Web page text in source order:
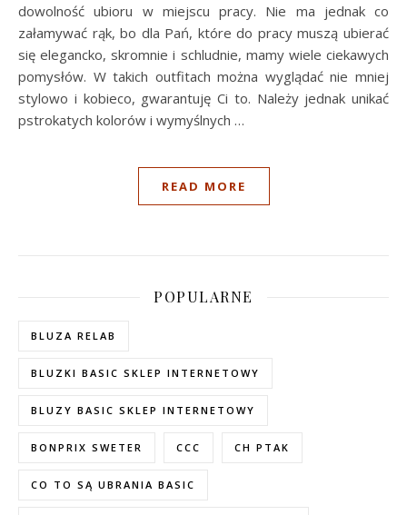
dowolność ubioru w miejscu pracy. Nie ma jednak co
załamywać rąk, bo dla Pań, które do pracy muszą ubierać
się elegancko, skromnie i schludnie, mamy wiele ciekawych
pomysłów. W takich outfitach można wyglądać nie mniej
stylowo i kobieco, gwarantuję Ci to. Należy jednak unikać
pstrokatych kolorów i wymyślnych …
READ MORE
POPULARNE
BLUZA RELAB
BLUZKI BASIC SKLEP INTERNETOWY
BLUZY BASIC SKLEP INTERNETOWY
BONPRIX SWETER CCC CH PTAK
CO TO SĄ UBRANIA BASIC